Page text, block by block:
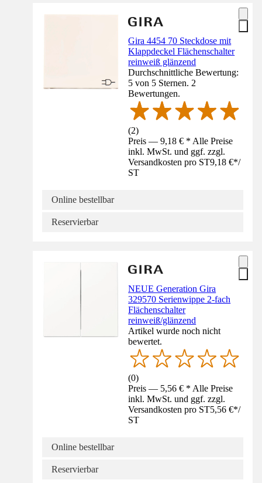
Gira 4454 70 Steckdose mit
Klappdeckel Flächenschalter
reinweiß glänzend
Durchschnittliche Bewertung:
5 von 5 Sternen. 2
Bewertungen.
(2)
Preis — 9,18 € * Alle Preise
inkl. MwSt. und ggf. zzgl.
Versandkosten pro ST9,18 €*/
ST
Online bestellbar
Reservierbar
NEUE Generation Gira
329570 Serienwippe 2-fach
Flächenschalter
reinweiß/glänzend
Artikel wurde noch nicht
bewertet.
(0)
Preis — 5,56 € * Alle Preise
inkl. MwSt. und ggf. zzgl.
Versandkosten pro ST5,56 €*/
ST
Online bestellbar
Reservierbar